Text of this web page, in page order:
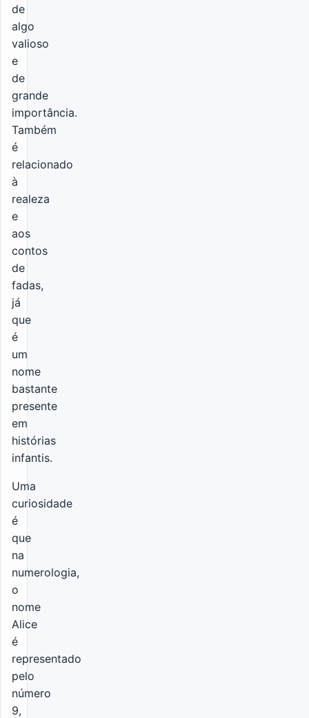
de
algo
valioso
e
de
grande
importância.
Também
é
relacionado
à
realeza
e
aos
contos
de
fadas,
já
que
é
um
nome
bastante
presente
em
histórias
infantis.
Uma
curiosidade
é
que
na
numerologia,
o
nome
Alice
é
representado
pelo
número
9,